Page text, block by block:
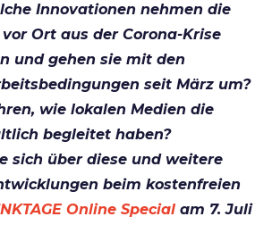
Innovationen nehmen die
Ort aus der Corona-Krise
und gehen sie mit den
seit März um?
wie lokalen Medien die
begleitet haben?
sich über diese und weitere
beim kostenfreien
Online Special am 7. Juli